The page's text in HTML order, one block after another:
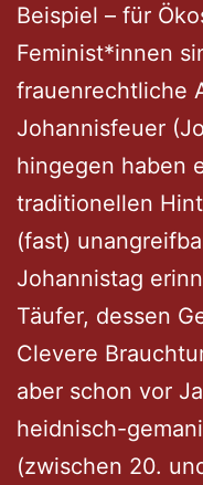
Beispiel – für
Feminist*innen
frauenrechtliche
Johannisfeuer
hingegen haben
traditionellen
(fast)
Johannistag
Täufer, dessen
Clevere
aber schon vor
heidnisch-
(zwischen 20.